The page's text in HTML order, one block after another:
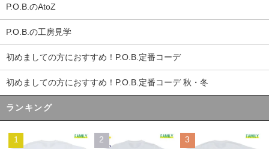
P.O.B.のAtoZ
P.O.B.の工房見学
初めましての方におすすめ！P.O.B.定番コーデ
初めましての方におすすめ！P.O.B.定番コーデ 秋・冬
ランキング
1 2 3